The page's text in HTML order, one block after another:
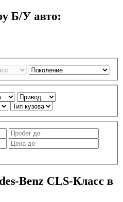
Б/У авто:
Benz CLS-Класс в